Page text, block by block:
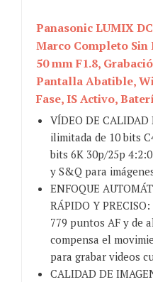
Panasonic LUMIX
Marco Completo Sin
50 mm F1.8,
Pantalla Abatible,
Fase, IS Activo,
VÍDEO DE
ilimitada de 10 bits
bits 6K 30p/25p
y S&Q para
ENFOQUE
RÁPIDO Y
779 puntos AF y de
compensa el
para grabar videos
CALIDAD DE